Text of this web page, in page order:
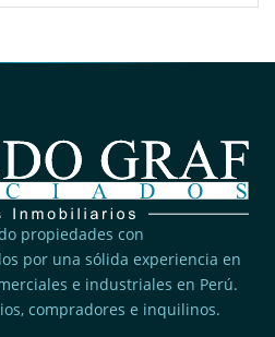
propiedades con
por una sólida experiencia en
e industriales en Perú.
compradores e inquilinos.